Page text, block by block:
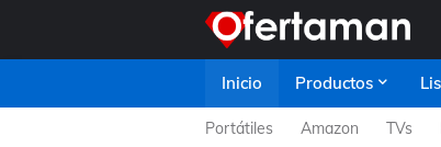
Inicio Productos
Portátiles Amazon TVs